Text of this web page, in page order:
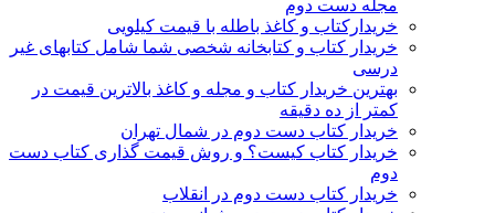
مجله دست دوم
خریدارکتاب و کاغذ باطله با قیمت کیلویی
خریدار کتاب و کتابخانه شخصی شما شامل کتابهای غیر
درسی
بهترین خریدار کتاب و مجله و کاغذ بالاترین قیمت در
کمتر از ده دقیقه
خریدار کتاب دست دوم در شمال تهران
خریدار کتاب کیست؟ و روش قیمت گذاری کتاب دست
دوم
خریدار کتاب دست دوم در انقلاب